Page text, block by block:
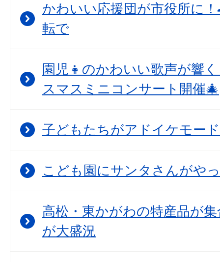
かわいい応援団が市役所に
転で
園児👧のかわいい歌声が響
スマスミニコンサート開催🎄
子どもたちがアドイケモー
こども園にサンタさんがや
高松・東かがわの特産品が
が大盛況